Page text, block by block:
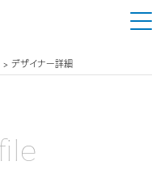
> デザイナー詳細